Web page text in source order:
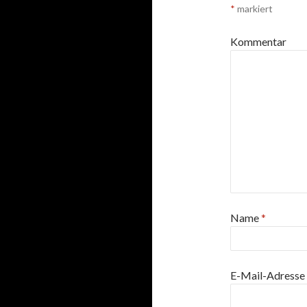
* markiert
Kommentar
Name*
E-Mail-Adresse